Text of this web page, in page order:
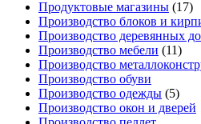
Продуктовые магазины (17)
Производство блоков и
Производство деревянных
Производство мебели (11)
Производство
Производство обуви
Производство одежды (5)
Производство окон и дверей